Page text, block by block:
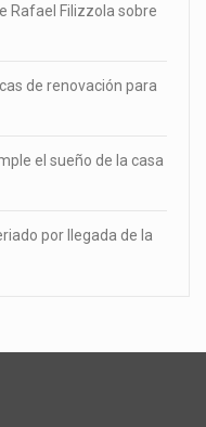
Rafael Filizzola sobre
de renovación para
el sueño de la casa
por llegada de la